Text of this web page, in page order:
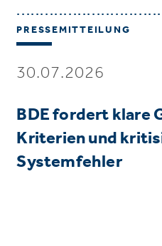
PRESSEMITTEILUNG
30.07.2026
BDE fordert klare
Kriterien und
Systemfehler